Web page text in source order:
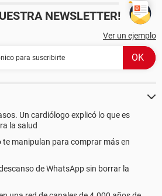
NEWSLETTER!
Ver un ejemplo
Un cardiólogo explicó lo que es
la salud
te manipulan para comprar más en
de WhatsApp sin borrar la